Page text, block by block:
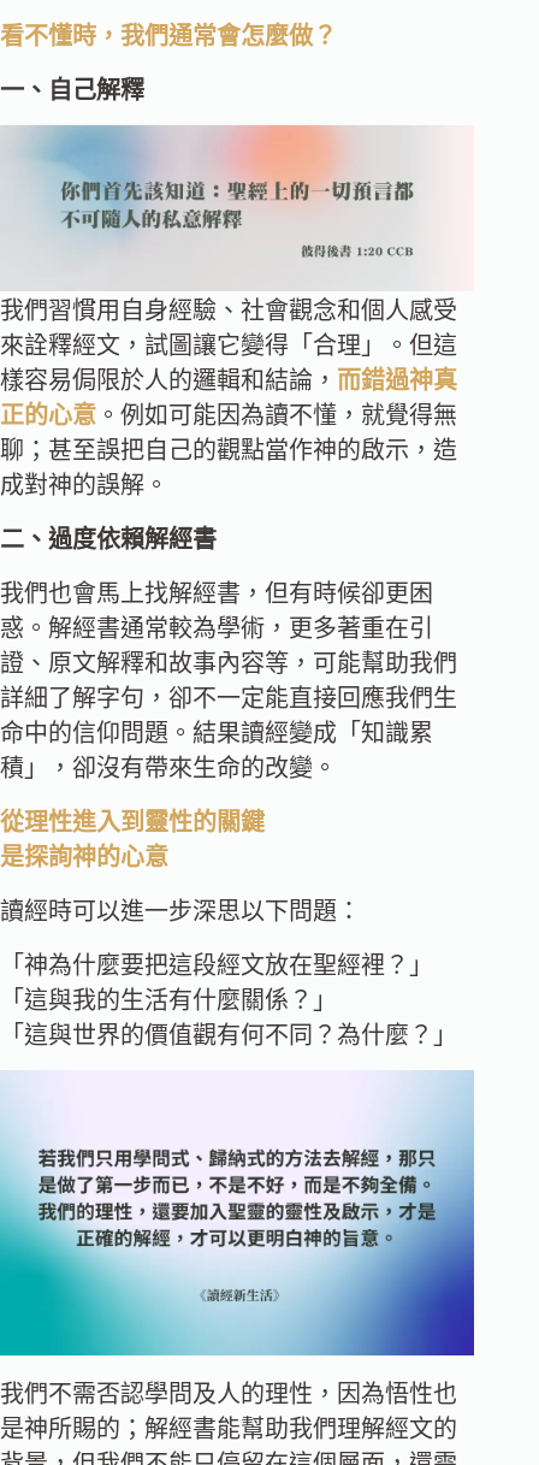
看不懂時，我們通常會怎麼做？
一、自己解釋
我們習慣用自身經驗、社會觀念和個人感受
來詮釋經文，試圖讓它變得「合理」。但這
樣容易侷限於人的邏輯和結論， 而錯過神真
正的心意 。例如可能因為讀不懂，就覺得無
聊；甚至誤把自己的觀點當作神的啟示，造
成對神的誤解。
二、過度依賴解經書
我們也會馬上找解經書，但有時候卻更困
惑。解經書通常較為學術，更多著重在引
證、原文解釋和故事內容等，可能幫助我們
詳細了解字句，卻不一定能直接回應我們生
命中的信仰問題。結果讀經變成「知識累
積」，卻沒有帶來生命的改變。
從理性進入到靈性的關鍵
是探詢神的心意
讀經時可以進一步深思以下問題：
「神為什麼要把這段經文放在聖經裡？」
「這與我的生活有什麼關係？」
「這與世界的價值觀有何不同？為什麼？」
我們不需否認學問及人的理性，因為悟性也
是神所賜的；解經書能幫助我們理解經文的